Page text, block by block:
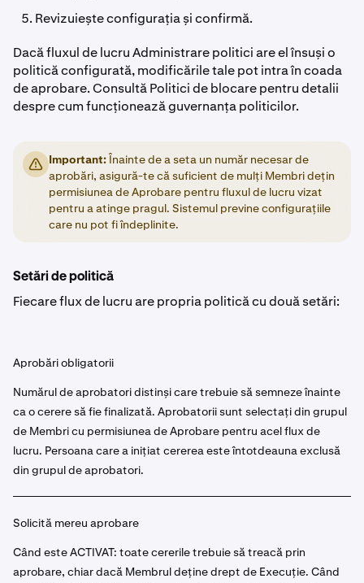
Revizuiește configurația și confirmă.
Dacă fluxul de lucru Administrare politici are el însuși o
politică configurată, modificările tale pot intra în coada
de aprobare. Consultă Politici de blocare pentru detalii
despre cum funcționează guvernanța politicilor.
Important:Înainte de a seta un număr necesar de
aprobări, asigură-te că suficient de mulți Membri dețin
permisiunea de Aprobare pentru fluxul de lucru vizat
pentru a atinge pragul. Sistemul previne configurațiile
care nu pot fi îndeplinite.
Setări de politică
Fiecare flux de lucru are propria politică cu două setări:
Aprobări obligatorii
Numărul de aprobatori distinși care trebuie să semneze înainte
ca o cerere să fie finalizată. Aprobatorii sunt selectați din grupul
de Membri cu permisiunea de Aprobare pentru acel flux de
lucru. Persoana care a inițiat cererea este întotdeauna exclusă
din grupul de aprobatori.
Solicită mereu aprobare
Când este ACTIVAT: toate cererile trebuie să treacă prin
aprobare, chiar dacă Membrul deține drept de Execuție. Când